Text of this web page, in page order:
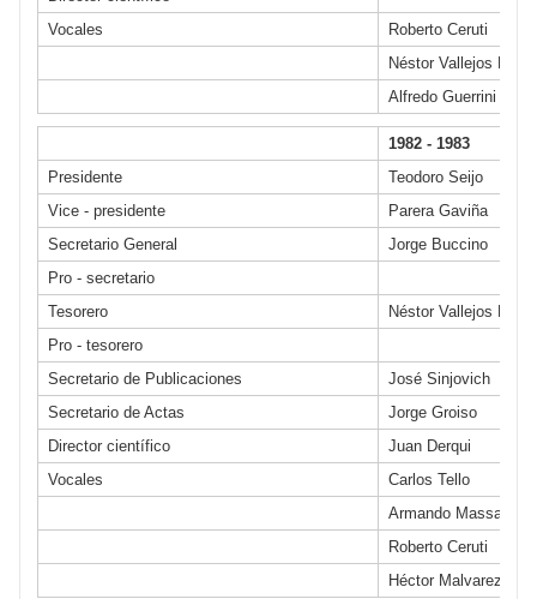
Vocales
Roberto Ceruti
Néstor Vallejos
Alfredo Guerrini
1982 - 1983
Presidente
Teodoro Seijo
Vice - presidente
Parera Gaviña
Secretario General
Jorge Buccino
Pro - secretario
Tesorero
Néstor Vallejos
Pro - tesorero
Secretario de Publicaciones
José Sinjovich
Secretario de Actas
Jorge Groiso
Director científico
Juan Derqui
Vocales
Carlos Tello
Armando Massa
Roberto Ceruti
Héctor Malvarez